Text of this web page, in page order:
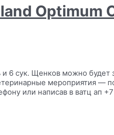
Optimum
6 сук. Щенков можно будет
мероприятия —
или написав в ватц ап